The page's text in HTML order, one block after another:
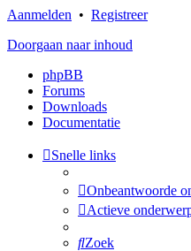
Aanmelden • Registreer
Doorgaan naar inhoud
phpBB
Forums
Downloads
Documentatie
Snelle links
Onbeantwoorde
Actieve
Zoek